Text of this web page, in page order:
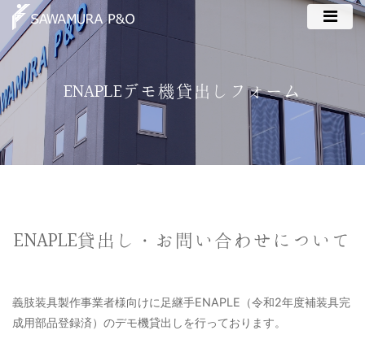
ENAPLEデモ機貸出しフォーム
ENAPLE貸出し・お問い合わせについて
義肢装具製作事業者様向けに足継手ENAPLE（令和2年度補装具完
成用部品登録済）のデモ機貸出しを行っております。